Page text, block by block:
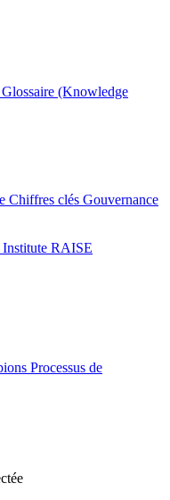
Glossaire (Knowledge
Chiffres clés Gouvernance
RAISE
Processus de